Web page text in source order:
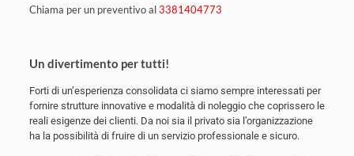
Chiama per un preventivo al3381404773
Un divertimento per tutti!
Forti di un’esperienza consolidata ci siamo sempre interessati per
fornire strutture innovative e modalità di noleggio che coprissero le
reali esigenze dei clienti. Da noi sia il privato sia l’organizzazione
ha la possibilità di fruire di un servizio professionale e sicuro.